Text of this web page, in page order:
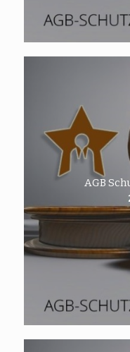
AGB